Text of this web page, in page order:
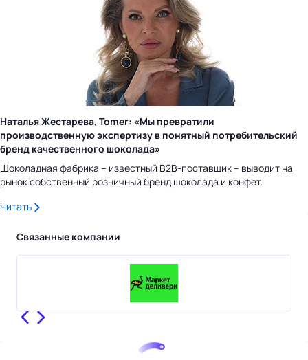
Наталья Жестарева, Tomer: «Мы превратили
производственную экспертизу в понятный потребительский
бренд качественного шоколада»
Шоколадная фабрика – известный B2B-поставщик – выводит на
рынок собственный розничный бренд шоколада и конфет.
Читать
Связанные компании